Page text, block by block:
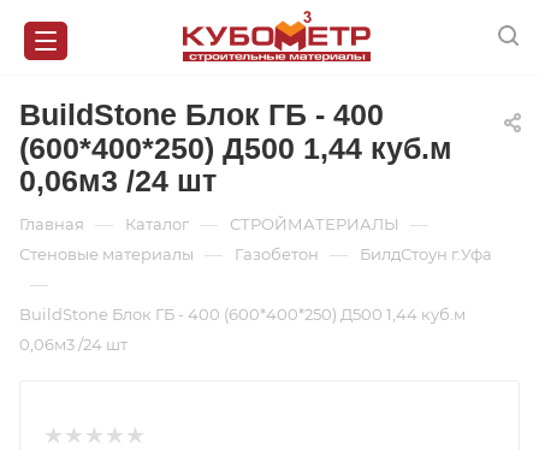
BuildStone Блок ГБ - 400
(600*400*250) Д500 1,44 куб.м
0,06м3 /24 шт
Главная — Каталог — СТРОЙМАТЕРИАЛЫ —
Стеновые материалы — Газобетон — БилдСтоун г.Уфа
—
BuildStone Блок ГБ - 400 (600*400*250) Д500 1,44 куб.м
0,06м3 /24 шт